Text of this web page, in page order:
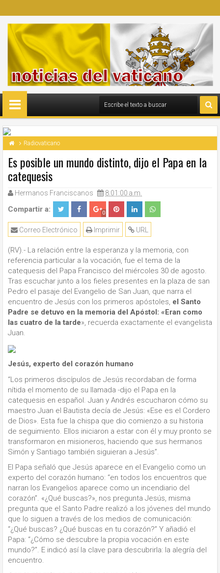
Radiovaticano
Es posible un mundo distinto, dijo el Papa en la
catequesis
Hermanos Franciscanos 8:01:00 a.m.
Compartir a: 0
URL
Imprimir
Correo Electrónico
(RV).- La relación entre la esperanza y la memoria, con
referencia particular a la vocación, fue el tema de la
catequesis del Papa Francisco del miércoles 30 de agosto.
Tras escuchar junto a los fieles presentes en la plaza de san
Pedro el pasaje del Evangelio de San Juan, que narra el
encuentro de Jesús con los primeros apóstoles, el Santo
Padre se detuvo en la memoria del Apóstol: «Eran como
las cuatro de la tarde», recuerda exactamente el evangelista
Juan.
Jesús, experto del corazón humano
“Los primeros discípulos de Jesús recordaban de forma
nítida el momento de su llamada -dijo el Papa en la
catequesis en español. Juan y Andrés escucharon cómo su
maestro Juan el Bautista decía de Jesús: «Ese es el Cordero
de Dios». Esta fue la chispa que dio comienzo a su historia
de seguimiento. Ellos iniciaron a estar con él y muy pronto se
transformaron en misioneros, haciendo que sus hermanos
Simón y Santiago también siguieran a Jesús”.
El Papa señaló que Jesús aparece en el Evangelio como un
experto del corazón humano: “en todos los encuentros que
narran los Evangelios aparece como un incendiario del
corazón”. «¿Qué buscas?», nos pregunta Jesús, misma
pregunta que el Santo Padre realizó a los jóvenes del mundo
que lo siguen a través de los medios de comunicación:
“¿Qué buscas? ¿Qué buscas en tu corazón?” Y añadió el
Papa: “¿Cómo se descubre la propia vocación en este
mundo?”. E indicó así la clave para descubrirla: la alegría del
encuentro.